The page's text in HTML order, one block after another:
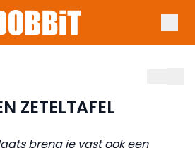
ZETELTAFEL
breng je vast ook een